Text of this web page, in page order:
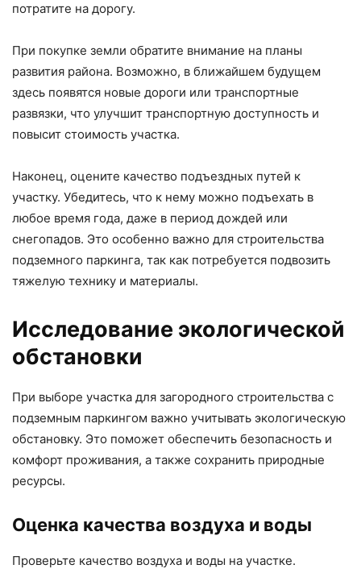
потратите на дорогу.
При покупке земли обратите внимание на планы
развития района. Возможно, в ближайшем будущем
здесь появятся новые дороги или транспортные
развязки, что улучшит транспортную доступность и
повысит стоимость участка.
Наконец, оцените качество подъездных путей к
участку. Убедитесь, что к нему можно подъехать в
любое время года, даже в период дождей или
снегопадов. Это особенно важно для строительства
подземного паркинга, так как потребуется подвозить
тяжелую технику и материалы.
Исследование экологической
обстановки
При выборе участка для загородного строительства с
подземным паркингом важно учитывать экологическую
обстановку. Это поможет обеспечить безопасность и
комфорт проживания, а также сохранить природные
ресурсы.
Оценка качества воздуха и воды
Проверьте качество воздуха и воды на участке.